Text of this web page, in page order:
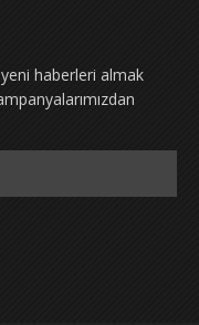
haberleri almak